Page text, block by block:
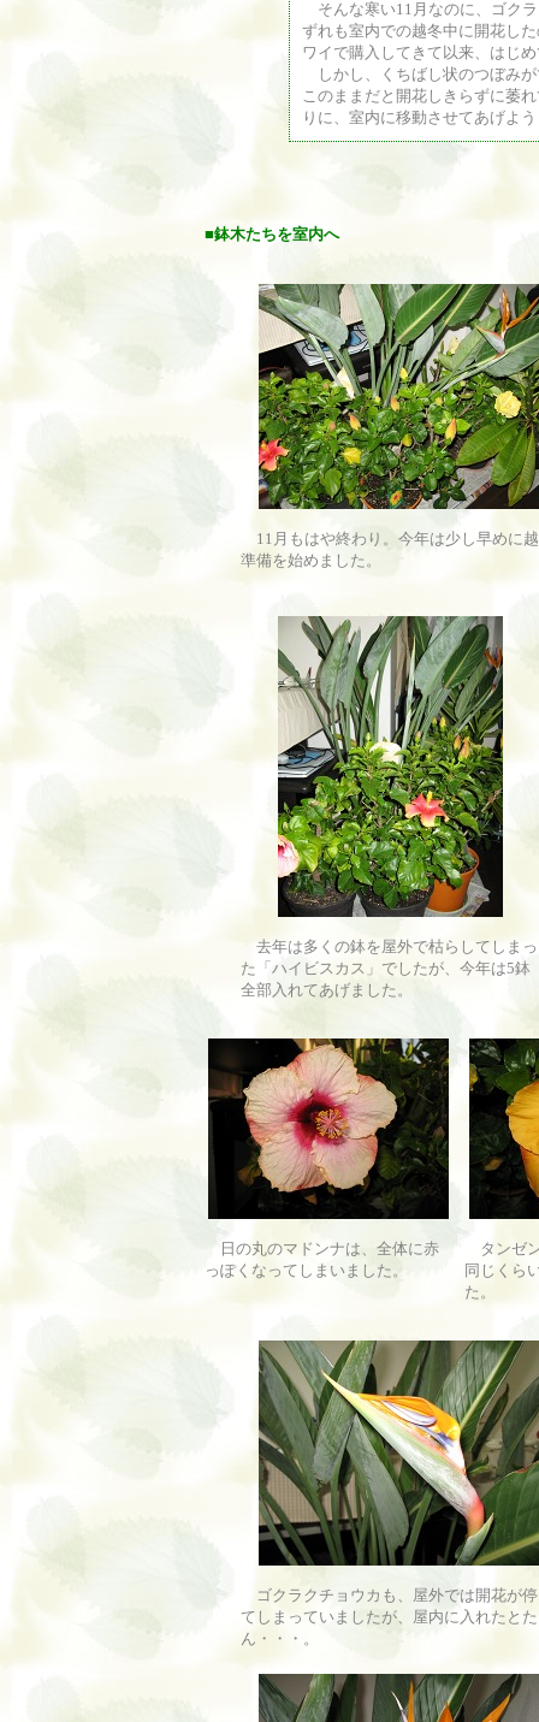
そんな寒い11月なのに、ゴク
ずれも室内での越冬中に開花し
ワイで購入してきて以来、はじ
しかし、くちばし状のつぼみ
このままだと開花しきらずに萎
りに、室内に移動させてあげよ
■鉢木たちを室内へ
11月もはや終わり。今年は少し早めに
準備を始めました。
去年は多くの鉢を屋外で枯らしてしまっ
た「ハイビスカス」でしたが、今年は5鉢
全部入れてあげました。
日の丸のマドンナは、全体に赤
っぽくなってしまいました。
タンゼ
同じくら
た。
ゴクラクチョウカも、屋外では開花が
てしまっていましたが、屋内に入れたとた
ん・・・。